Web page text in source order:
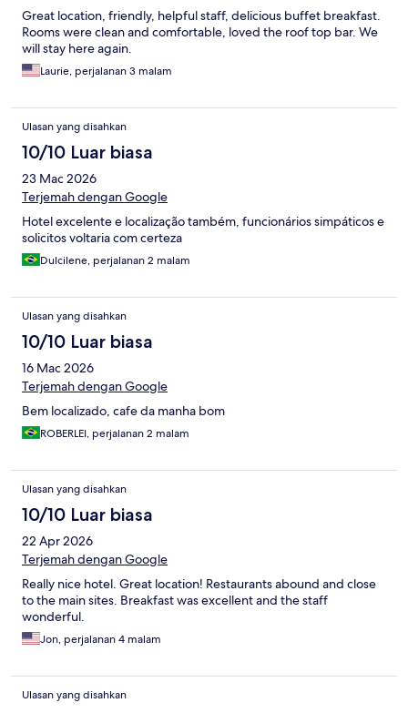
Great location, friendly, helpful staff, delicious buffet breakfast.
Rooms were clean and comfortable, loved the roof top bar. We
will stay here again.
Laurie, perjalanan 3 malam
Ulasan yang disahkan
10/10 Luar biasa
23 Mac 2026
Terjemah dengan Google
Hotel excelente e localização também, funcionários simpáticos e
solicitos voltaria com certeza
Dulcilene, perjalanan 2 malam
Ulasan yang disahkan
10/10 Luar biasa
16 Mac 2026
Terjemah dengan Google
Bem localizado, cafe da manha bom
ROBERLEI, perjalanan 2 malam
Ulasan yang disahkan
10/10 Luar biasa
22 Apr 2026
Terjemah dengan Google
Really nice hotel. Great location! Restaurants abound and close
to the main sites. Breakfast was excellent and the staff
wonderful.
Jon, perjalanan 4 malam
Ulasan yang disahkan